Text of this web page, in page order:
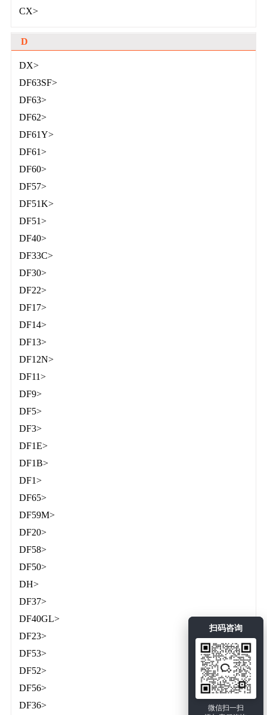
扫码咨询
微信扫一扫
CX>
D
DX>
DF63SF>
DF63>
DF62>
DF61Y>
DF61>
DF60>
DF57>
DF51K>
DF51>
DF40>
DF33C>
DF30>
DF22>
DF17>
DF14>
DF13>
DF12N>
DF11>
DF9>
DF5>
DF3>
DF1E>
DF1B>
DF1>
DF65>
DF59M>
DF20>
DF58>
DF50>
DH>
DF37>
DF40GL>
DF23>
DF53>
DF52>
DF56>
DF36>